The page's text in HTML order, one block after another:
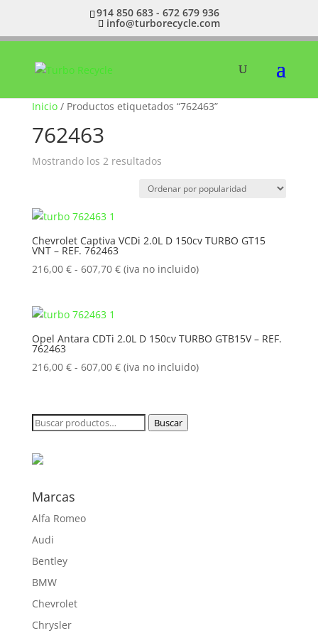
914 850 683 - 672 679 936
info@turborecycle.com
Inicio/ Productos etiquetados “762463”
762463
Mostrando los 2 resultadosOrdenado
popularidad
Chevrolet Captiva VCDi 2.0L D 150cv TURBO GT15
VNT – REF. 762463
216,00 € - 607,70 €Rango
216,00 €
607,70 €
(iva no incluido)
Opel Antara CDTi 2.0L D 150cv TURBO GTB15V – REF.
762463
216,00 € - 607,00 €Rango
desde
216,00 €
(iva no incluido)
Buscar
Buscar
Marcas
Alfa Romeo
Audi
Bentley
BMW
Chevrolet
Chrysler